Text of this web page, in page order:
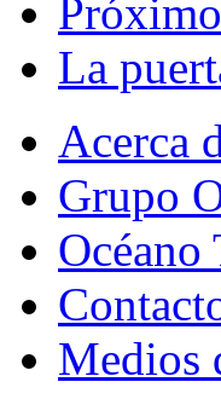
La
Acerca
Grupo
Océano
Medios